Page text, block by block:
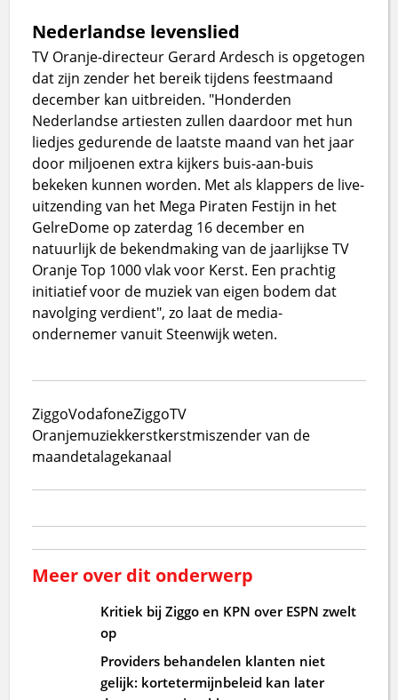
Nederlandse levenslied
TV Oranje-directeur Gerard Ardesch is opgetogen
dat zijn zender het bereik tijdens feestmaand
december kan uitbreiden. "Honderden
Nederlandse artiesten zullen daardoor met hun
liedjes gedurende de laatste maand van het jaar
door miljoenen extra kijkers buis-aan-buis
bekeken kunnen worden. Met als klappers de live-
uitzending van het Mega Piraten Festijn in het
GelreDome op zaterdag 16 december en
natuurlijk de bekendmaking van de jaarlijkse TV
Oranje Top 1000 vlak voor Kerst. Een prachtig
initiatief voor de muziek van eigen bodem dat
navolging verdient", zo laat de media-
ondernemer vanuit Steenwijk weten.
ZiggoVodafoneZiggoTV
Oranjemuziekkerstkerstmiszender van de
maandetalagekanaal
Meer over dit onderwerp
Kritiek bij Ziggo en KPN over ESPN zwelt
op
Providers behandelen klanten niet
gelijk: kortetermijnbeleid kan later